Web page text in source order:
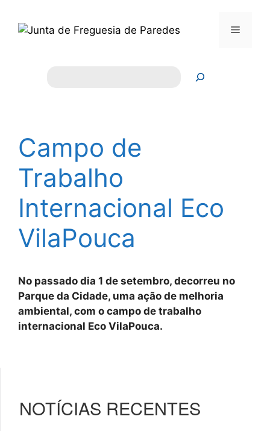
para
Menu
Campo de
Trabalho
Internacional Eco
VilaPouca
No passado dia 1 de setembro, decorreu no
Parque da Cidade, uma ação de melhoria
ambiental, com o campo de trabalho
internacional Eco VilaPouca.